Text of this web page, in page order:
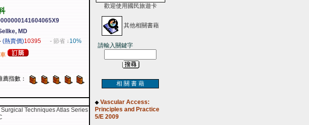
MD
(熱賣價)10395 - 節省 ↓ 10%
薦指數：
Techniques Atlas Series
歡迎使用國民旅遊卡
其他相關書藉
請輸入關鍵字
相 關 書 藉
◆ Vascular Access:
Principles and Practice
5/E 2009